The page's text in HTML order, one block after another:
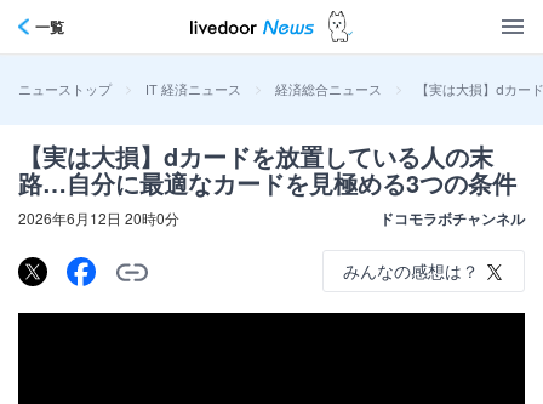
一覧
ニューストップ > IT 経済ニュース > 経済総合ニュース > 【実は大損】dカー
【実は大損】dカードを放置している人の末
路…自分に最適なカードを見極める3つの条件
2026年6月12日 20時0分 ドコモラボチャンネル
みんなの感想は？